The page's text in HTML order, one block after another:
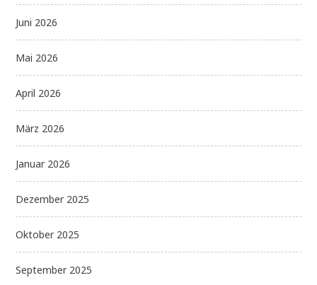
Juni 2026
Mai 2026
April 2026
März 2026
Januar 2026
Dezember 2025
Oktober 2025
September 2025